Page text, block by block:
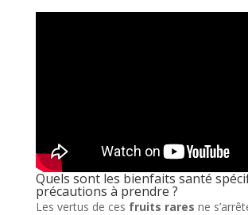
Quels sont les bienfaits santé
précautions à prendre ?
Les vertus de ces fruits rares ne